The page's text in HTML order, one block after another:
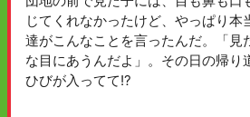
じてくれなかったけど、やっぱり
達がこんなことを言ったんだ。「見
な目にあうんだよ」。その日の帰り
ひびが入ってて!?